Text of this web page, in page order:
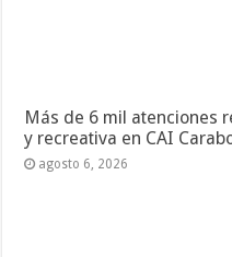
Más de 6 mil atenciones
y recreativa en CAI
agosto 6, 2026